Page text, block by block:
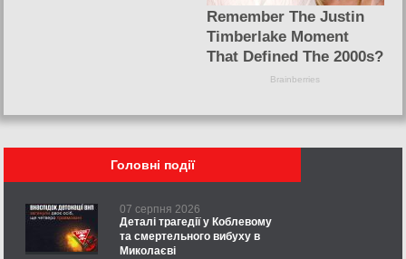
Головні події
07 серпня 2026
Деталі трагедії у Коблевому
та смертельного вибуху в
Миколаєві